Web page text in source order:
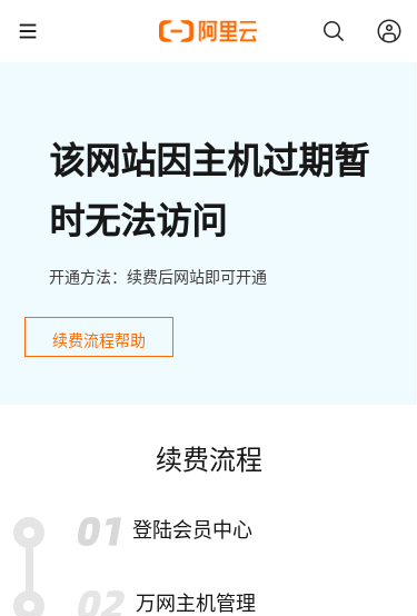
该网站因主机过期暂
时无法访问
开通方法：续费后网站即可开通
续费流程帮助
续费流程
登陆会员中心
万网主机管理